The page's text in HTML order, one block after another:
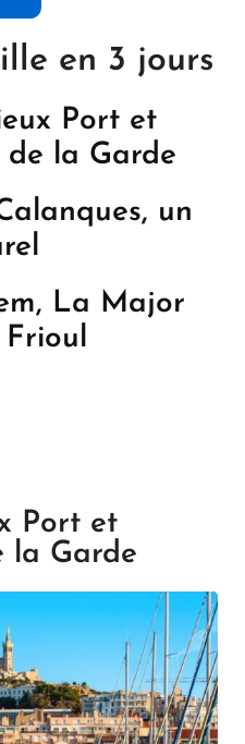
en 3 jours
Port et
la Garde
un
La Major
Frioul
Port et
la Garde